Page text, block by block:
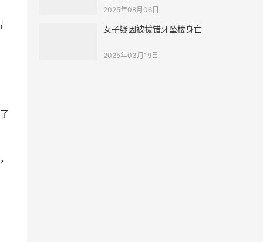
2025年08月06日
女子疑因被拔错牙坠楼身亡
2025年03月19日